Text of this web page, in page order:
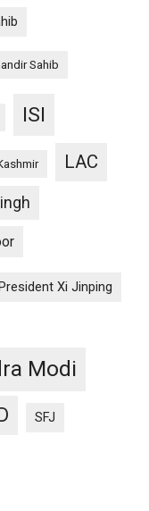
Sahib
ISI
LAC
Xi Jinping
Modi
SFJ